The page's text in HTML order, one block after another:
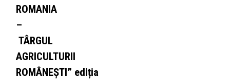
ROMANIA
–
TÂRGUL
AGRICULTURII
ROMÂNEȘTI” ediția